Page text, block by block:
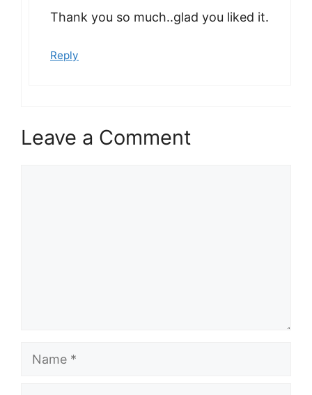
Thank you so much..glad you liked it.
Reply
Leave a Comment
Name
Email